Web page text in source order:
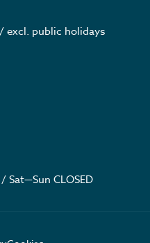
excl. public holidays
Sat—Sun CLOSED